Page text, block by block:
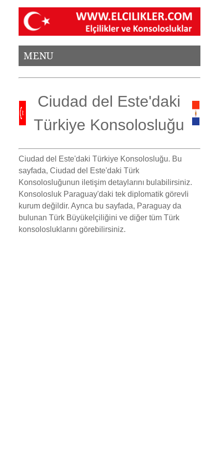
MENU
Ciudad del Este'daki
Türkiye Konsolosluğu
Ciudad del Este'daki Türkiye Konsolosluğu. Bu
sayfada, Ciudad del Este'daki Türk
Konsolosluğunun iletişim detaylarını bulabilirsiniz.
Konsolosluk Paraguay'daki tek diplomatik görevli
kurum değildir. Ayrıca bu sayfada, Paraguay da
bulunan Türk Büyükelçiliğini ve diğer tüm Türk
konsolosluklarını görebilirsiniz.